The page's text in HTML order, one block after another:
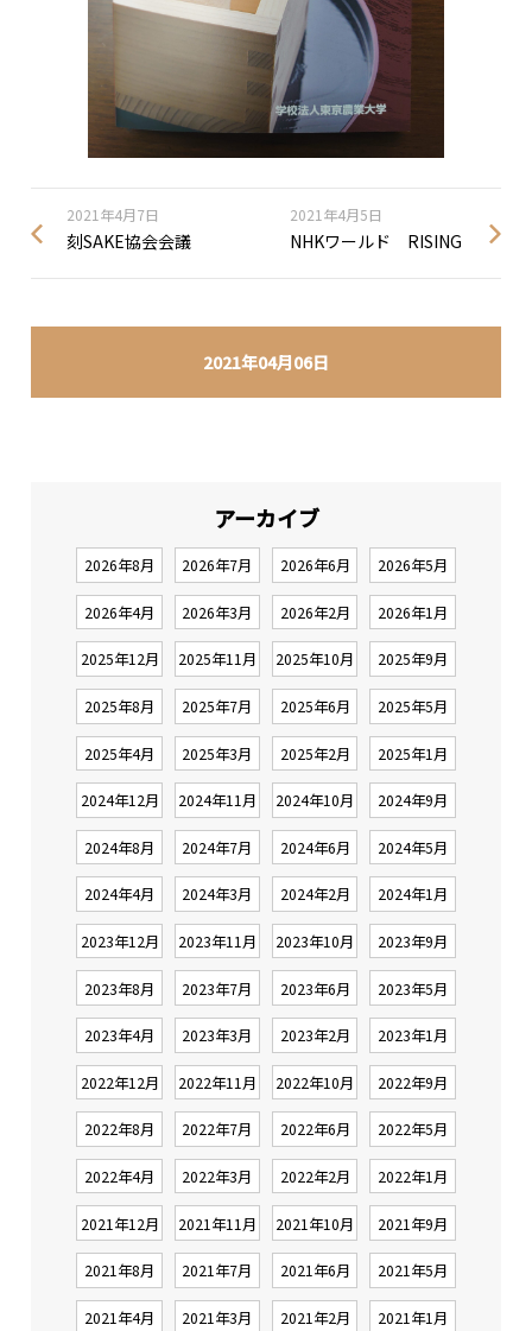
2021年04月06日
2021年4月7日
刻SAKE協会会議
2021年4月5日
NHKワールド RISING
アーカイブ
2026年8月 2026年7月 2026年6月 2026年5月
2026年4月 2026年3月 2026年2月 2026年1月
2025年12月 2025年11月 2025年10月 2025年9月
2025年8月 2025年7月 2025年6月 2025年5月
2025年4月 2025年3月 2025年2月 2025年1月
2024年12月 2024年11月 2024年10月 2024年9月
2024年8月 2024年7月 2024年6月 2024年5月
2024年4月 2024年3月 2024年2月 2024年1月
2023年12月 2023年11月 2023年10月 2023年9月
2023年8月 2023年7月 2023年6月 2023年5月
2023年4月 2023年3月 2023年2月 2023年1月
2022年12月 2022年11月 2022年10月 2022年9月
2022年8月 2022年7月 2022年6月 2022年5月
2022年4月 2022年3月 2022年2月 2022年1月
2021年12月 2021年11月 2021年10月 2021年9月
2021年8月 2021年7月 2021年6月 2021年5月
2021年4月 2021年3月 2021年2月 2021年1月